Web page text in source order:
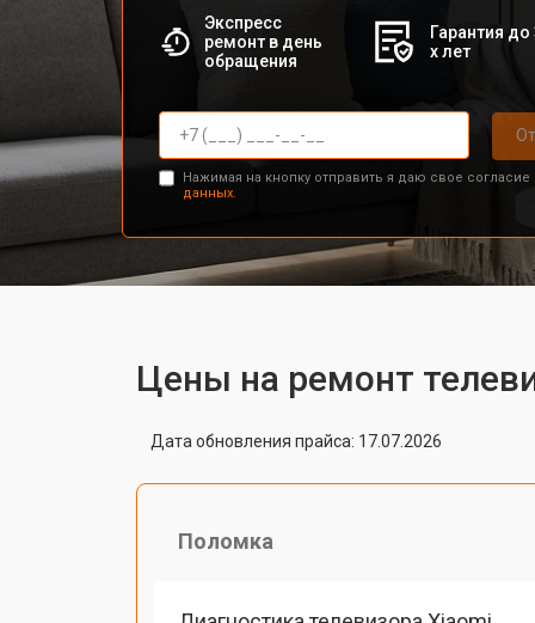
Экспресс
ремонт в день
обращения
Гарантия до
х лет
Нажимая на кнопку отправить я даю свое согласие
данных.
Цены на ремонт
Дата обновления прайса: 17.07.2026
Поломка